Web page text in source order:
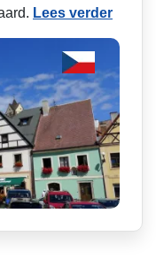
Lees verder